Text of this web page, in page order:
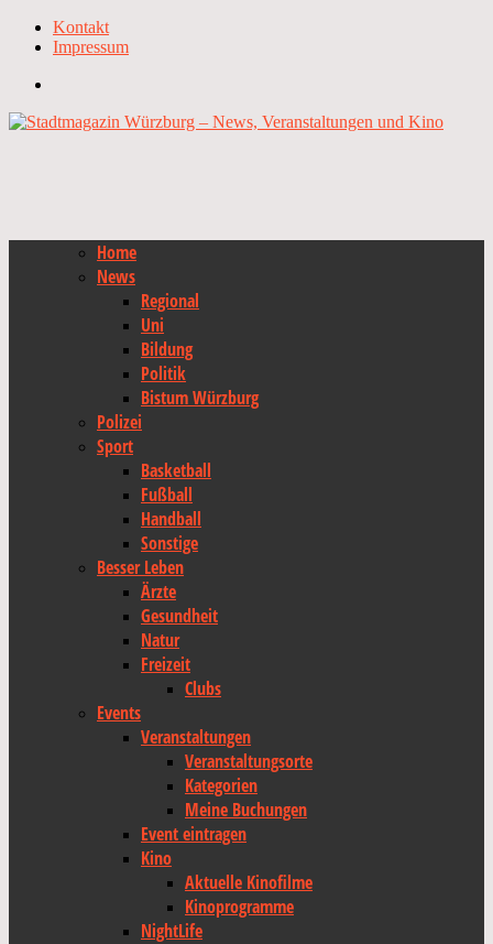
Kontakt
Impressum
Home
News
Regional
Uni
Bildung
Politik
Bistum Würzburg
Polizei
Sport
Basketball
Fußball
Handball
Sonstige
Besser Leben
Ärzte
Gesundheit
Natur
Freizeit
Clubs
Events
Veranstaltungen
Veranstaltungsorte
Kategorien
Meine Buchungen
Event eintragen
Kino
Aktuelle Kinofilme
Kinoprogramme
NightLife